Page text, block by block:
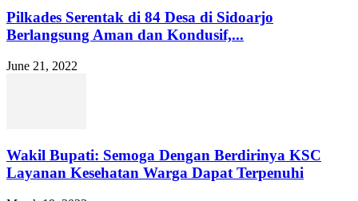
Pilkades Serentak di 84 Desa di Sidoarjo
Berlangsung Aman dan Kondusif,...
June 21, 2022
Wakil Bupati: Semoga Dengan Berdirinya KSC
Layanan Kesehatan Warga Dapat Terpenuhi